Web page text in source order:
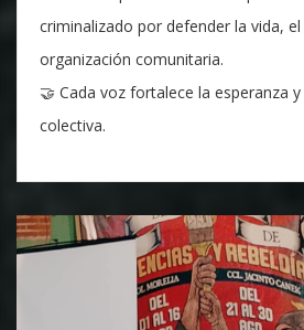
criminalizado por defender la vida,
organización comunitaria.
🤝 Cada voz fortalece la esperanza
colectiva.